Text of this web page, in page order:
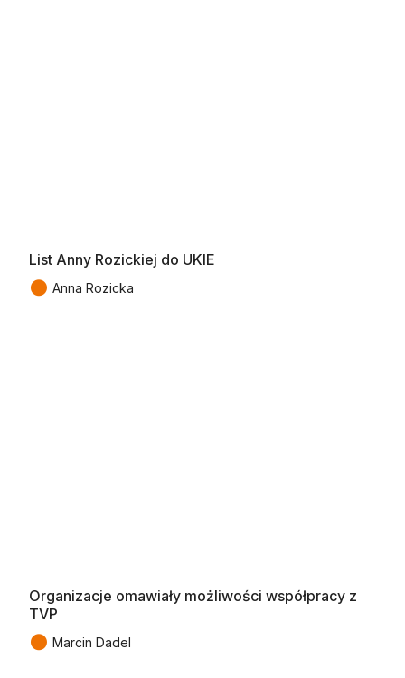
List Anny Rozickiej do UKIE
● Anna Rozicka
Organizacje omawiały możliwości współpracy z
TVP
● Marcin Dadel